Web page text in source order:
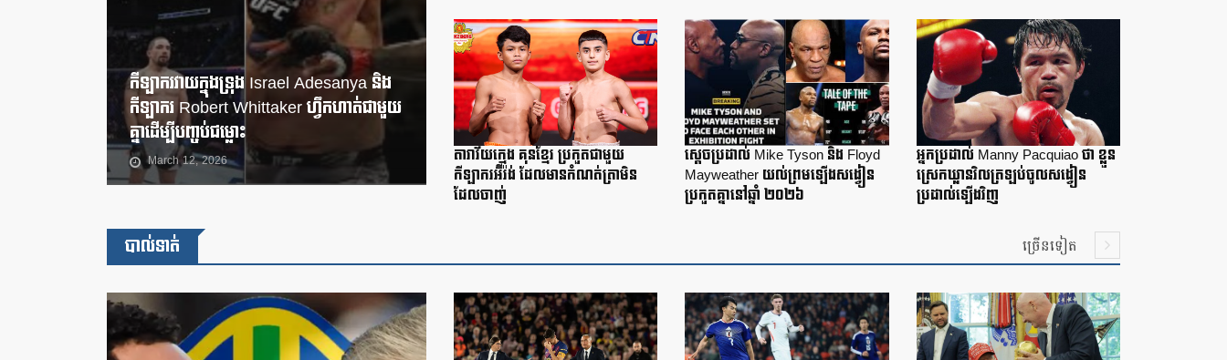
កីឡាករវាយក្នុងទ្រុង Israel Adesanya និង
កីឡាករ Robert Whittaker ហ្វឹកហាត់ជាមួយ
គ្នាដើម្បីបញ្ចប់ជម្លោះ
March 12, 2026
តារាវ័យក្មេង គុនខ្មែរ ប្រកួតជាមួយ
កីឡាករអ៊ីរ៉ង់ ដែលមានកំណត់ត្រាមិន
ដែលចាញ់
ស្តេចប្រដាល់ Mike Tyson និង Floyd
Mayweather យល់ព្រមឡើងសង្វៀន
ប្រកួតគ្នានៅឆ្នាំ ២០២៦
អ្នកប្រដាល់ Manny Pacquiao ថា ខ្លួន
ស្រេកឃ្លានវិលត្រឡប់ចូលសង្វៀន
ប្រដាល់ឡើងវិញ
បាល់ទាត់ ច្រើនទៀត